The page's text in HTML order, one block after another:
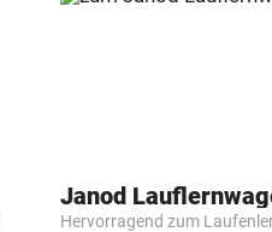
Janod
Hervorragend zum